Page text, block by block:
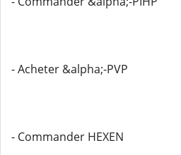
- Acheter &alpha;-PVP
- Commander HEXEN